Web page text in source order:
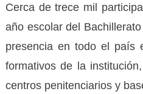
Cerca de trece mil
año escolar del
presencia en todo el país
formativos de la
centros penitenciarios y